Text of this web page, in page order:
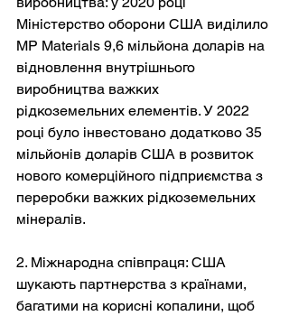
Міністерство оборони США виділило
MP Materials 9,6 мільйона доларів на
відновлення внутрішнього
виробництва важких
рідкоземельних елементів. У 2022
році було інвестовано додатково 35
мільйонів доларів США в розвиток
нового комерційного підприємства з
переробки важких рідкоземельних
мінералів.
2. Міжнародна співпраця: США
шукають партнерства з країнами,
багатими на корисні копалини, щоб